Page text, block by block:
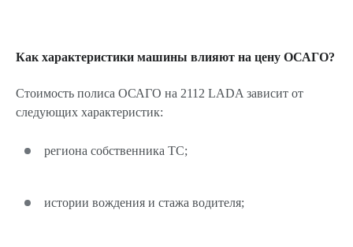
Как характеристики машины влияют на цену ОСАГО?
Стоимость полиса ОСАГО на 2112 LADA зависит от
следующих характеристик:
региона собственника ТС;
истории вождения и стажа водителя;